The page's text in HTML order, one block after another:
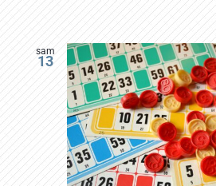
sam
13